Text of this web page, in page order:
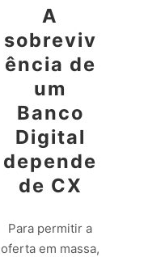
A
sobreviv
ência de
um
Banco
Digital
depende
de CX
Para permitir a
oferta em massa,